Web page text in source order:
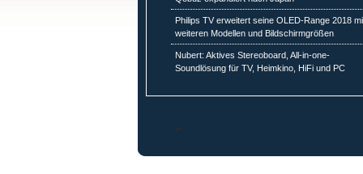
Philips TV erweitert seine OLED-Range 2018
weiteren Modellen und Bildschirmgrößen
Nubert: Aktives Stereoboard, All-in-one-
Soundlösung für TV, Heimkino, HiFi und PC